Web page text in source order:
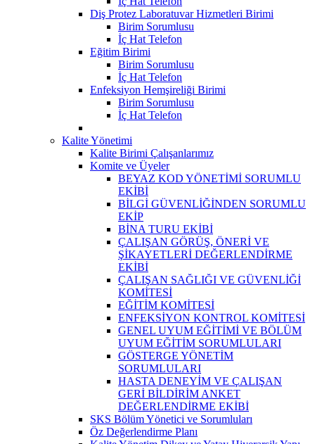
Diş Protez Laboratuvar Hizmetleri Birimi
Birim Sorumlusu
İç Hat Telefon
Eğitim Birimi
Birim Sorumlusu
İç Hat Telefon
Enfeksiyon Hemşireliği Birimi
Birim Sorumlusu
İç Hat Telefon
Kalite Yönetimi
Kalite Birimi Çalışanlarımız
Komite ve Üyeler
BEYAZ KOD YÖNETİMİ SORUMLU
EKİBİ
BİLGİ GÜVENLİĞİNDEN SORUMLU
EKİP
BİNA TURU EKİBİ
ÇALIŞAN GÖRÜŞ, ÖNERİ VE
ŞİKAYETLERİ DEĞERLENDİRME
EKİBİ
ÇALIŞAN SAĞLIĞI VE GÜVENLİĞİ
KOMİTESİ
EĞİTİM KOMİTESİ
ENFEKSİYON KONTROL KOMİTESİ
GENEL UYUM EĞİTİMİ VE BÖLÜM
UYUM EĞİTİM SORUMLULARI
GÖSTERGE YÖNETİM
SORUMLULARI
HASTA DENEYİM VE ÇALIŞAN
GERİ BİLDİRİM ANKET
DEĞERLENDİRME EKİBİ
SKS Bölüm Yönetici ve Sorumluları
Öz Değerlendirme Planı